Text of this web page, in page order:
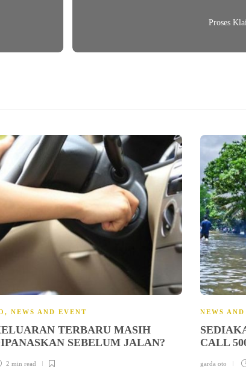
Proses
, NEWS AND EVENT
TERBARU MASIH
SEBELUM JALAN?
2 min read
NEWS
CALL
garda oto